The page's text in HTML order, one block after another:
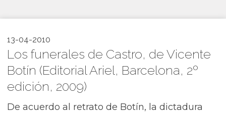
13-04-2010
Los funerales de Castro, de Vicente
Botín (Editorial Ariel, Barcelona, 2º
edición, 2009)
De acuerdo al retrato de Botín, la dictadura